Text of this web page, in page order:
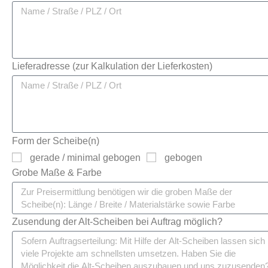
Lieferadresse (zur Kalkulation der Lieferkosten)
Form der Scheibe(n)
gerade / minimal gebogen
gebogen
Grobe Maße & Farbe
Zusendung der Alt-Scheiben bei Auftrag möglich?